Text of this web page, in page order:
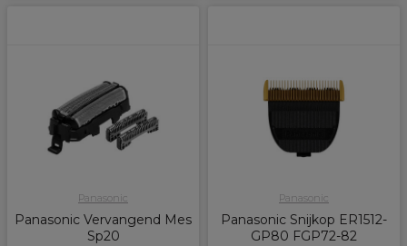
Panasonic
Panasonic Vervangend Mes
Sp20
Panasonic
Panasonic Snijkop ER1512-
GP80 FGP72-82